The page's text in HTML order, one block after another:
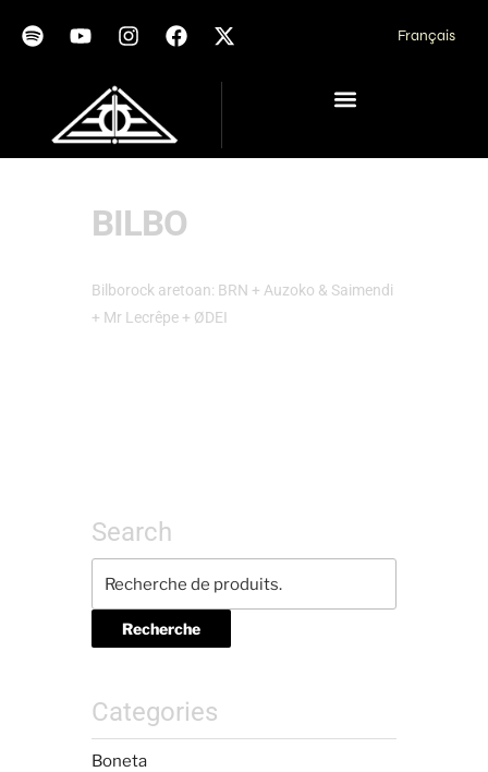
Français
BILBO
Bilborock aretoan: BRN + Auzoko & Saimendi
+ Mr Lecrêpe + ØDEI
Search
Recherche
Categories
Boneta